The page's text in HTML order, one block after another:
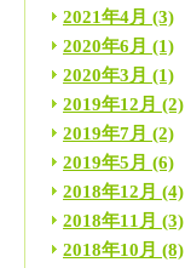
2021年4月 (3)
2020年6月 (1)
2020年3月 (1)
2019年12月 (2)
2019年7月 (2)
2019年5月 (6)
2018年12月 (4)
2018年11月 (3)
2018年10月 (8)